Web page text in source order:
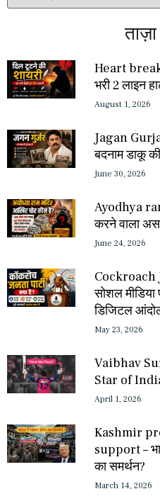
Heart
भरी 2 लाइन
August 1, 2026
Jagan
बदनाम डाकू
June 30, 2026
Ayodhya
करने वाला
June 24, 2026
Cockroach
सोशल मीडिया
डिजिटल
May 23, 2026
Vaibhav
Star of
April 1, 2026
Kashmir
support –
का समर्थन?
March 14, 2026